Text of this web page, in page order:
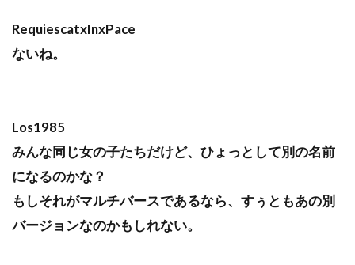
RequiescatxInxPace
ないね。
Los1985
みんな同じ女の子たちだけど、ひょっとして別の名前
になるのかな？
もしそれがマルチバースであるなら、すぅともあの別
バージョンなのかもしれない。